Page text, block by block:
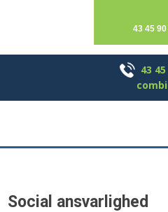
43 45 90
43
Social ansvarlighed
43 45